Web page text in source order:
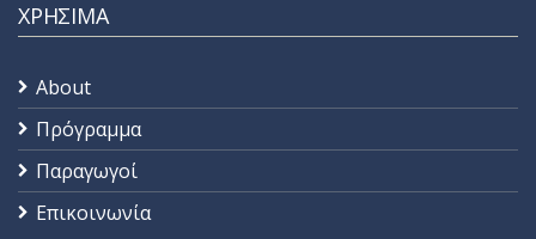
ΧΡΗΣΙΜΑ
About
Πρόγραμμα
Παραγωγοί
Επικοινωνία